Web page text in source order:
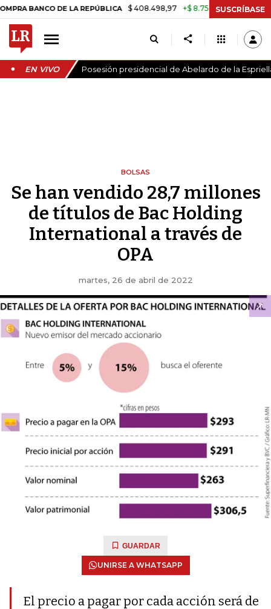
DE LA REPÚBLICA $ 408.498,97 +$ 8.753,81 +2,19% TASA
SUSCRÍBASE
EN VIVO Posesión presidencial de Abelardo de la
BOLSAS
Se han vendido 28,7 millones
de títulos de Bac Holding
International a través de
OPA
martes, 26 de abril de 2022
GUARDAR
UNIRSE A WHATSAPP
El precio a pagar por cada acción será de